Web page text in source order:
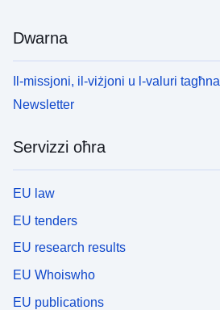
Dwarna
Il-missjoni, il-viżjoni u l-valuri tagħna
Newsletter
Servizzi oħra
EU law
EU tenders
EU research results
EU Whoiswho
EU publications